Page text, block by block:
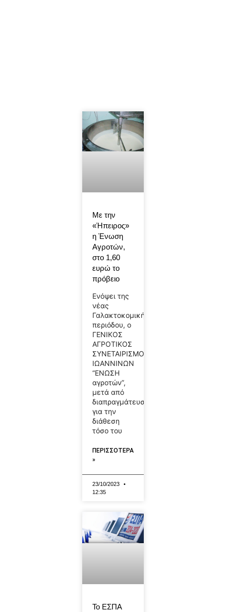
Με την
«Ήπειρος»
η Ένωση
Αγροτών,
στο 1,60
ευρώ το
πρόβειο
Ενόψει της
νέας
Γαλακτοκομικής
περιόδου, ο
ΓΕΝΙΚΟΣ
ΑΓΡΟΤΙΚΟΣ
ΣΥΝΕΤΑΙΡΙΣΜΟΣ
ΙΩΑΝΝΙΝΩΝ
“ΕΝΩΣΗ
αγροτών”,
μετά από
διαπραγμάτευση
για την
διάθεση
τόσο του
ΠΕΡΙΣΣΟΤΕΡΑ
»
23/10/2023
12:35
Το ΕΣΠΑ